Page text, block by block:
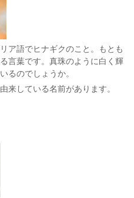
ア語でヒナギクのこと。もとも
言葉です。真珠のように白く輝
るのでしょうか。
来している名前があります。